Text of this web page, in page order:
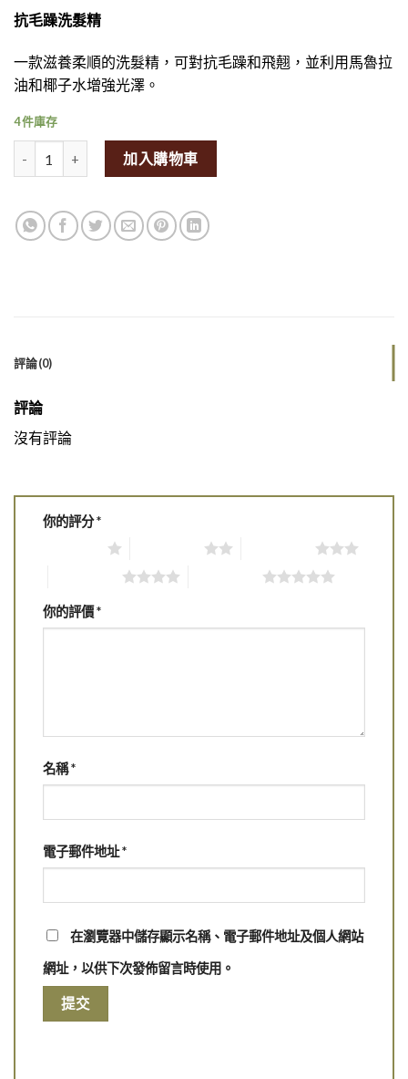
抗毛躁洗髮精
一款滋養柔順的洗髮精，可對抗毛躁和飛翹，並利用馬魯拉
油和椰子水增強光澤。
4 件庫存
Acure Simply Smoothing Shampoo 236ml量
加入購物車
評論(0)
評論
沒有評論
你的評分*
你的評價*
名稱*
電子郵件地址*
在瀏覽器中儲存顯示名稱、電子郵件地址及個人網站
網址，以供下次發佈留言時使用。